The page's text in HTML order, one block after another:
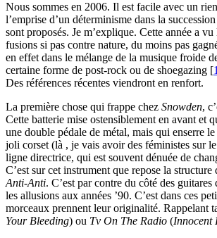
Nous sommes en 2006. Il est facile avec un
l’emprise d’un déterminisme dans la
sont proposés. Je m’explique. Cette année a vu
fusions si pas contre nature, du moins pas
en effet dans le mélange de la musique froide
certaine forme de post-rock ou de shoegazing [1
Des références récentes viendront en renfort.
La première chose qui frappe chez Snowden,
Cette batterie mise ostensiblement en avant et
une double pédale de métal, mais qui enserre
joli corset (là , je vais avoir des féministes sur
ligne directrice, qui est souvent dénuée de
C’est sur cet instrument que repose la structure
Anti-Anti. C’est par contre du côté des
les allusions aux années ’90. C’est dans ces
morceaux prennent leur originalité. Rappelant
Your Bleeding) ou Tv On The Radio (Innocent